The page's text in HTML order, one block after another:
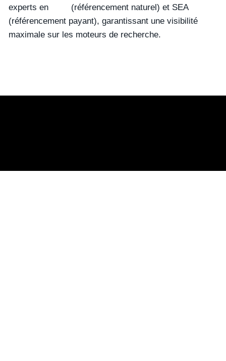
experts en
(référencement naturel) et SEA
(référencement payant), garantissant une visibilité
maximale sur les moteurs de recherche.